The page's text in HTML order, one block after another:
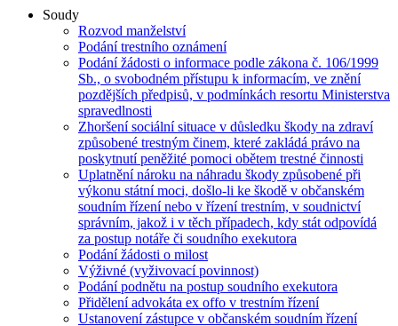
Soudy
Rozvod manželství
Podání trestního oznámení
Podání žádosti o informace podle zákona č. 106/1999
Sb., o svobodném přístupu k informacím, ve znění
pozdějších předpisů, v podmínkách resortu Ministerstva
spravedlnosti
Zhoršení sociální situace v důsledku škody na zdraví
způsobené trestným činem, které zakládá právo na
poskytnutí peněžité pomoci obětem trestné činnosti
Uplatnění nároku na náhradu škody způsobené při
výkonu státní moci, došlo-li ke škodě v občanském
soudním řízení nebo v řízení trestním, v soudnictví
správním, jakož i v těch případech, kdy stát odpovídá
za postup notáře či soudního exekutora
Podání žádosti o milost
Výživné (vyživovací povinnost)
Podání podnětu na postup soudního exekutora
Přidělení advokáta ex offo v trestním řízení
Ustanovení zástupce v občanském soudním řízení